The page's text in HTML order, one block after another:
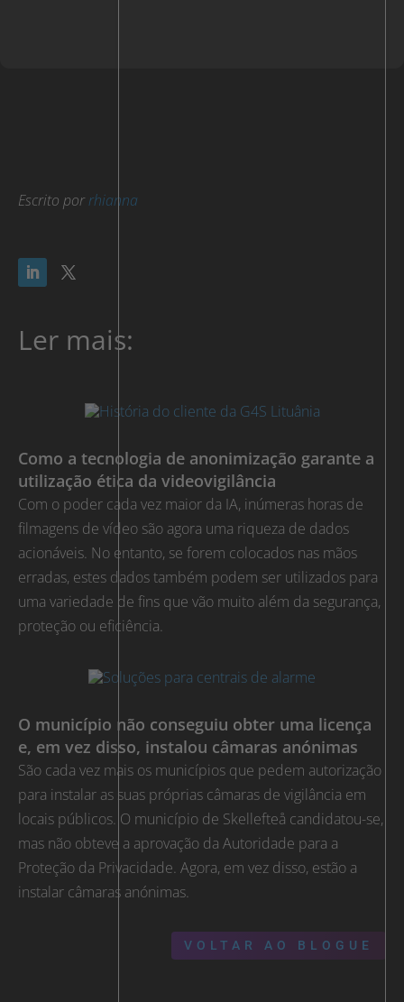
Escrito porrhianna
Ler mais:
Como a tecnologia de anonimização garante a
utilização ética da videovigilância
Com o poder cada vez maior da IA, inúmeras horas de
filmagens de vídeo são agora uma riqueza de dados
acionáveis. No entanto, se forem colocados nas mãos
erradas, estes dados também podem ser utilizados para
uma variedade de fins que vão muito além da segurança,
proteção ou eficiência.
O município não conseguiu obter uma licença
e, em vez disso, instalou câmaras anónimas
São cada vez mais os municípios que pedem autorização
para instalar as suas próprias câmaras de vigilância em
locais públicos. O município de Skellefteå candidatou-se,
mas não obteve a aprovação da Autoridade para a
Proteção da Privacidade. Agora, em vez disso, estão a
instalar câmaras anónimas.
VOLTAR AO BLOGUE